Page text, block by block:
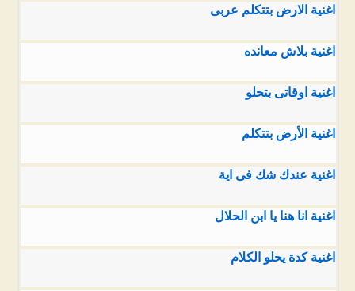
اغنية الارض بتتكلم عربى
اغنية بلاش معانده
اغنية اوقاتى بتحلو
اغنية الأرض بتتكلم
اغنية عندك شك فى اية
اغنية انا هنا يا ابن الحلال
اغنية كدة يحلو الكلام